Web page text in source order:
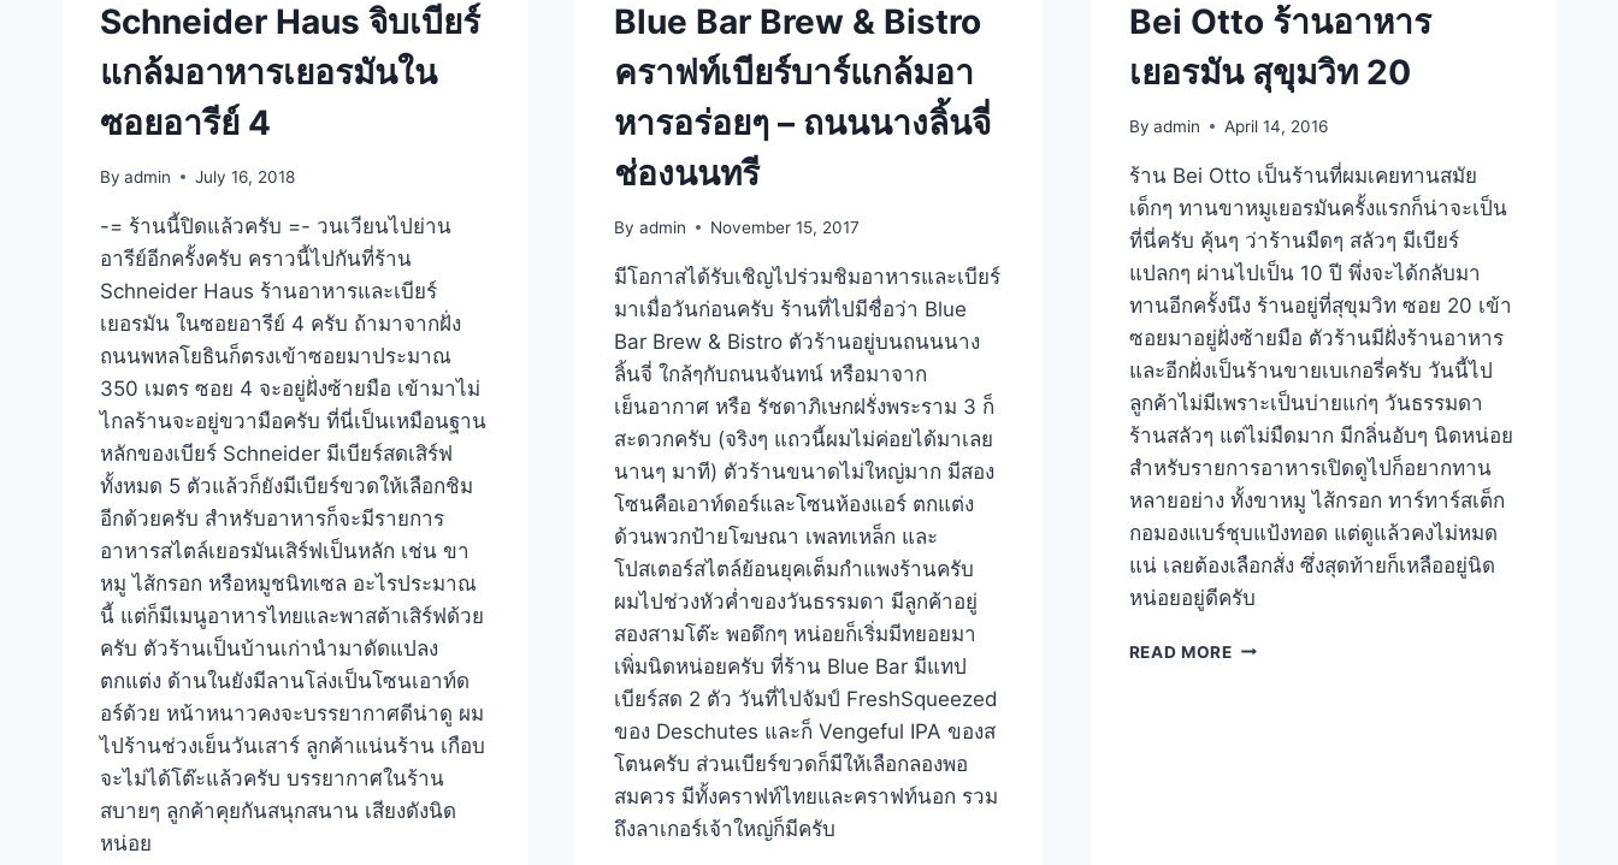
Schneider Haus จิบเบียร์
แกล้มอาหารเยอรมันใน
ซอยอารีย์ 4
By admin July 16, 2018
-= ร้านนี้ปิดแล้วครับ =- วนเวียนไปย่าน
อารีย์อีกครั้งครับ คราวนี้ไปกันที่ร้าน
Schneider Haus ร้านอาหารและเบียร์
เยอรมัน ในซอยอารีย์ 4 ครับ ถ้ามาจากฝั่ง
ถนนพหลโยธินก็ตรงเข้าซอยมาประมาณ
350 เมตร ซอย 4 จะอยู่ฝั่งซ้ายมือ เข้ามาไม่
ไกลร้านจะอยู่ขวามือครับ ที่นี่เป็นเหมือนฐาน
หลักของเบียร์ Schneider มีเบียร์สดเสิร์ฟ
ทั้งหมด 5 ตัวแล้วก็ยังมีเบียร์ขวดให้เลือกชิม
อีกด้วยครับ สำหรับอาหารก็จะมีรายการ
อาหารสไตล์เยอรมันเสิร์ฟเป็นหลัก เช่น ขา
หมู ไส้กรอก หรือหมูชนิทเซล อะไรประมาณ
นี้ แต่ก็มีเมนูอาหารไทยและพาสต้าเสิร์ฟด้วย
ครับ ตัวร้านเป็นบ้านเก่านำมาดัดแปลง
ตกแต่ง ด้านในยังมีลานโล่งเป็นโซนเอาท์ด
อร์ด้วย หน้าหนาวคงจะบรรยากาศดีน่าดู ผม
ไปร้านช่วงเย็นวันเสาร์ ลูกค้าแน่นร้าน เกือบ
จะไม่ได้โต๊ะแล้วครับ บรรยากาศในร้าน
สบายๆ ลูกค้าคุยกันสนุกสนาน เสียงดังนิด
หน่อย
Blue Bar Brew & Bistro
คราฟท์เบียร์บาร์แกล้มอา
หารอร่อยๆ – ถนนนางลิ้นจี่
ช่องนนทรี
By admin November 15, 2017
มีโอกาสได้รับเชิญไปร่วมชิมอาหารและเบียร์
มาเมื่อวันก่อนครับ ร้านที่ไปมีชื่อว่า Blue
Bar Brew & Bistro ตัวร้านอยู่บนถนนนาง
ลิ้นจี่ ใกล้ๆกับถนนจันทน์ หรือมาจาก
เย็นอากาศ หรือ รัชดาภิเษกฝรั่งพระราม 3 ก็
สะดวกครับ (จริงๆ แถวนี้ผมไม่ค่อยได้มาเลย
นานๆ มาที) ตัวร้านขนาดไม่ใหญ่มาก มีสอง
โซนคือเอาท์ดอร์และโซนห้องแอร์ ตกแต่ง
ด้วนพวกป้ายโฆษณา เพลทเหล็ก และ
โปสเตอร์สไตล์ย้อนยุคเต็มกำแพงร้านครับ
ผมไปช่วงหัวค่ำของวันธรรมดา มีลูกค้าอยู่
สองสามโต๊ะ พอดึกๆ หน่อยก็เริ่มมีทยอยมา
เพิ่มนิดหน่อยครับ ที่ร้าน Blue Bar มีแทป
เบียร์สด 2 ตัว วันที่ไปจัมป์ FreshSqueezed
ของ Deschutes และก็ Vengeful IPA ของส
โตนครับ ส่วนเบียร์ขวดก็มีให้เลือกลองพอ
สมควร มีทั้งคราฟท์ไทยและคราฟท์นอก รวม
ถึงลาเกอร์เจ้าใหญ่ก็มีครับ
Bei Otto ร้านอาหาร
เยอรมัน สุขุมวิท 20
By admin April 14, 2016
ร้าน Bei Otto เป็นร้านที่ผมเคยทานสมัย
เด็กๆ ทานขาหมูเยอรมันครั้งแรกก็น่าจะเป็น
ที่นี่ครับ คุ้นๆ ว่าร้านมืดๆ สลัวๆ มีเบียร์
แปลกๆ ผ่านไปเป็น 10 ปี พึ่งจะได้กลับมา
ทานอีกครั้งนึง ร้านอยู่ที่สุขุมวิท ซอย 20 เข้า
ซอยมาอยู่ฝั่งซ้ายมือ ตัวร้านมีฝั่งร้านอาหาร
และอีกฝั่งเป็นร้านขายเบเกอรี่ครับ วันนี้ไป
ลูกค้าไม่มีเพราะเป็นบ่ายแก่ๆ วันธรรมดา
ร้านสลัวๆ แต่ไม่มืดมาก มีกลิ่นอับๆ นิดหน่อย
สำหรับรายการอาหารเปิดดูไปก็อยากทาน
หลายอย่าง ทั้งขาหมู ไส้กรอก ทาร์ทาร์สเต็ก
กอมองแบร์ชุบแป้งทอด แต่ดูแล้วคงไม่หมด
แน่ เลยต้องเลือกสั่ง ซึ่งสุดท้ายก็เหลืออยู่นิด
หน่อยอยู่ดีครับ
READ MOREBEI